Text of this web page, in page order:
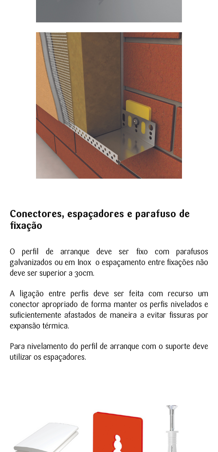
Conectores, espaçadores e parafuso de
fixação
O perfil de arranque deve ser fixo com parafusos
galvanizados ou em Inox o espaçamento entre fixações não
deve ser superior a 30cm.
A ligação entre perfis deve ser feita com recurso um
conector apropriado de forma manter os perfis nivelados e
suficientemente afastados de maneira a evitar fissuras por
expansão térmica.
Para nivelamento do perfil de arranque com o suporte deve
utilizar os espaçadores.